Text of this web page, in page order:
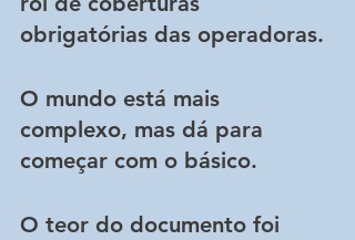
obrigatórias das operadoras.
O mundo está mais
complexo, mas dá para
começar com o básico.
O teor do documento foi